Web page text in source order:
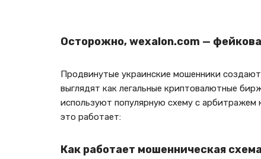
Осторожно, wexalon.com —
Продвинутые украинские мошенники
выглядят как легальные криптовалютные
используют популярную схему с
это работает:
Как работает мошенническая